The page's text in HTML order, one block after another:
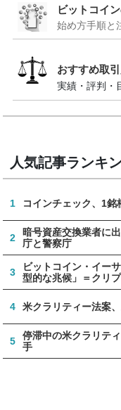
ビットコイ
始め方手順と
おすすめ取
実績・評判・
人気記事ランキ
1 コインチェック、1
2
暗号資産交換業者に
庁と警察庁
3
ビットコイン・イー
型的な兆候」＝クリ
4 米クラリティー法案
5
停滞中の米クラリテ
手